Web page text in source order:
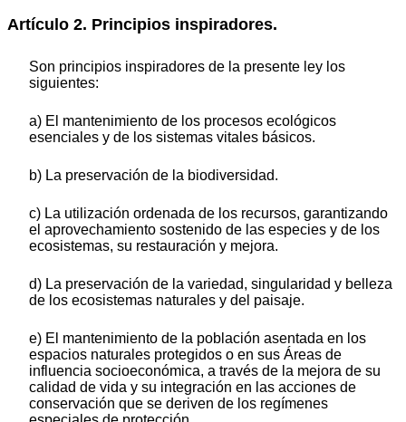
Artículo 2. Principios inspiradores.
Son principios inspiradores de la presente ley los
siguientes:
a) El mantenimiento de los procesos ecológicos
esenciales y de los sistemas vitales básicos.
b) La preservación de la biodiversidad.
c) La utilización ordenada de los recursos, garantizando
el aprovechamiento sostenido de las especies y de los
ecosistemas, su restauración y mejora.
d) La preservación de la variedad, singularidad y belleza
de los ecosistemas naturales y del paisaje.
e) El mantenimiento de la población asentada en los
espacios naturales protegidos o en sus Áreas de
influencia socioeconómica, a través de la mejora de su
calidad de vida y su integración en las acciones de
conservación que se deriven de los regímenes